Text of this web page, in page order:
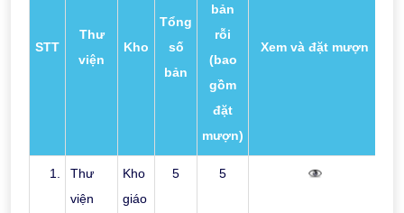
STT
Thư
viện
Kho
Tổng
số
bản
bản
rỗi
(bao
gồm
đặt
mượn)
Xem và đặt mượn
1.
Thư
viện
Kho
giáo
5 5